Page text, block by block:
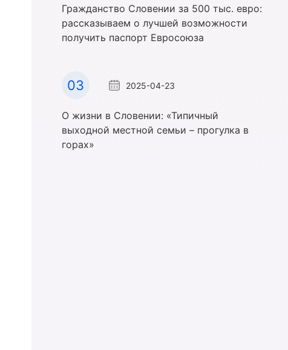
Гражданство Словении за 500 тыс. евро:
рассказываем о лучшей возможности
получить паспорт Евросоюза
03 2025-04-23
О жизни в Словении: «Типичный
выходной местной семьи – прогулка в
горах»